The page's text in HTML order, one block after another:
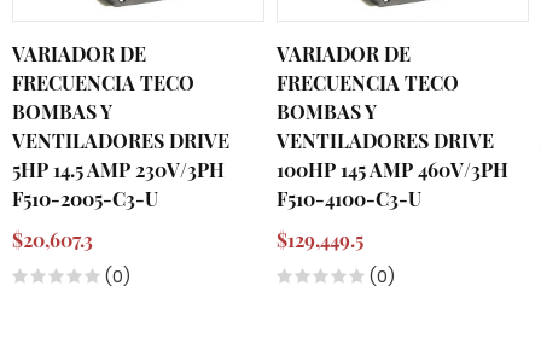
VARIADOR DE
FRECUENCIA TECO
BOMBAS Y
VENTILADORES DRIVE
5HP 14.5 AMP 230V/3PH
F510-2005-C3-U
$20,607.3
(0)
VARIADOR DE
FRECUENCIA TECO
BOMBAS Y
VENTILADORES DRIVE
100HP 145 AMP 460V/3PH
F510-4100-C3-U
$129,449.5
(0)